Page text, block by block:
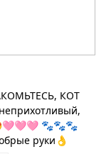
КОТ
🐾🐾🐾
руки👌